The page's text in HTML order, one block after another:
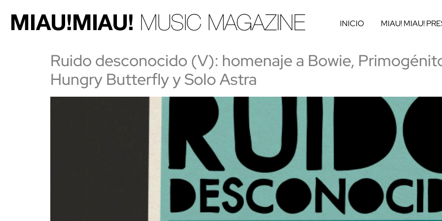
INICIO MIAU! MIAU!
Ruido desconocido (V): homenaje a Bowie,
Hungry Butterfly y Solo Astra